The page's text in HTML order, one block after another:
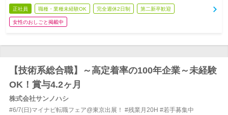
正社員 職種・業種未経験OK 完全週休2日制 第二新卒歓迎
女性のおしごと掲載中
【技術系総合職】～高定着率の100年企業～未経験
OK！賞与4.2ヶ月
株式会社サンノハシ
#6/7(日)マイナビ転職フェア@東京出展！ #残業月20H #若手募集中